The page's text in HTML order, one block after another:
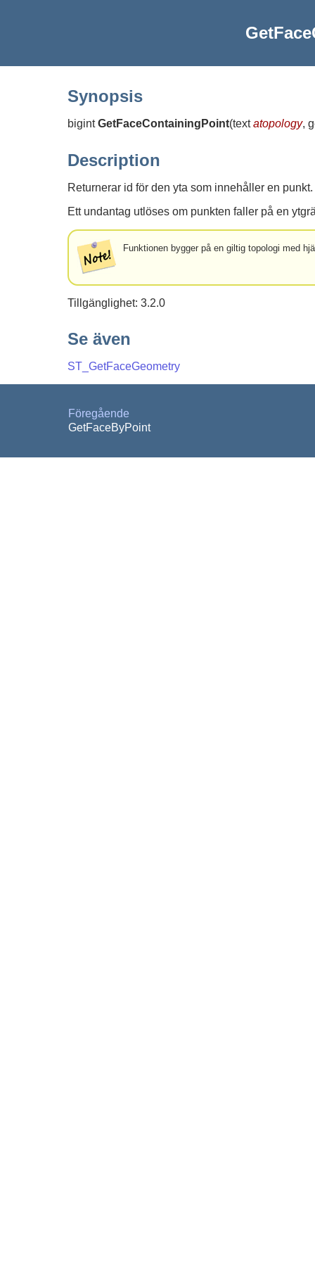
Synopsis
bigintGetFaceContainingPoint(textatopology,
Description
Returnerar id för den yta som innehåller en punkt.
Ett undantag utlöses om punkten faller på en
Funktionen bygger på en giltig topologi med
Tillgänglighet: 3.2.0
Se även
ST_GetFaceGeometry
Föregående
GetFaceByPoint